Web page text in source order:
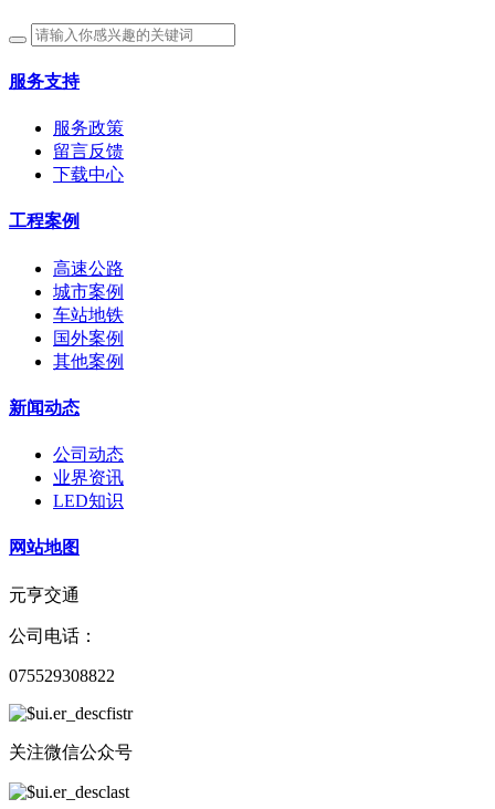
服务支持
服务政策
留言反馈
下载中心
工程案例
高速公路
城市案例
车站地铁
国外案例
其他案例
新闻动态
公司动态
业界资讯
LED知识
网站地图
元亨交通
公司电话：
075529308822
关注微信公众号